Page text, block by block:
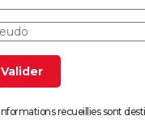
recueillies sont